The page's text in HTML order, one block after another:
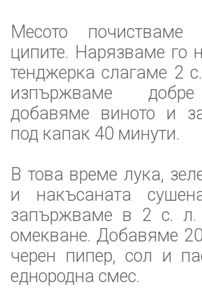
Месото
ципите. Нарязваме го
тенджерка слагаме 2
изпържваме
добавяме виното и
под капак 40 минути.
В това време лука,
и накъсаната
запържваме в 2 с. л.
омекване. Добавяме
черен пипер, сол и
еднородна смес.